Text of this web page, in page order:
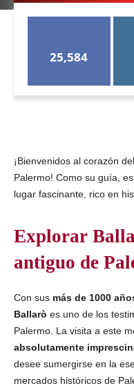
25,584
¡Bienvenidos al corazón
Palermo! Como su guía,
lugar fascinante, rico en
Explorar
antiguo de
Con sus más de 1000
Ballarò es uno de los
Palermo. La visita a este
absolutamente
desee sumergirse en la
mercados históricos de